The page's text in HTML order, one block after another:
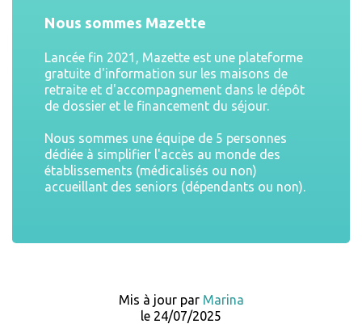
Nous sommes Mazette
Lancée fin 2021, Mazette est une plateforme
gratuite d'information sur les maisons de
retraite et d'accompagnement dans le dépôt
de dossier et le financement du séjour.
Nous sommes une équipe de 5 personnes
dédiée à simplifier l'accès au monde des
établissements (médicalisés ou non)
accueillant des seniors (dépendants ou non).
Mis à jour par Marina
le 24/07/2025